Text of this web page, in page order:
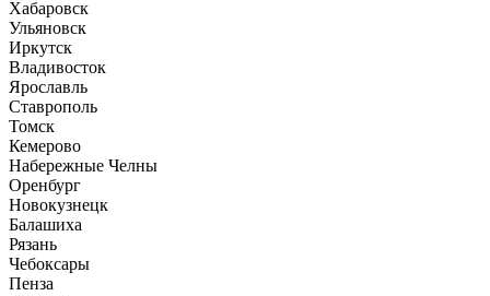
Хабаровск
Ульяновск
Иркутск
Владивосток
Ярославль
Ставрополь
Томск
Кемерово
Набережные Челны
Оренбург
Новокузнецк
Балашиха
Рязань
Чебоксары
Пенза